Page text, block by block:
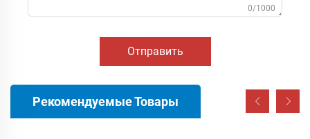
0/1000
Отправить
Рекомендуемые Товары